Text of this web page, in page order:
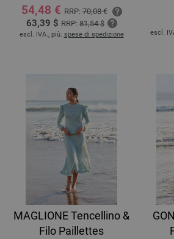
54,48 € RRP:70,08 €
63,39 $ RRP:81,54 $
escl. IVA., più. spese di spedizione escl.
MAGLIONE Tencellino &
Filo Paillettes